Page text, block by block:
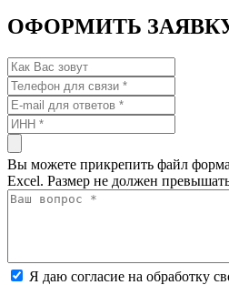
ОФОРМИТЬ
Вы можете прикрепить файл
Excel. Размер не должен
Я даю согласие на обработку